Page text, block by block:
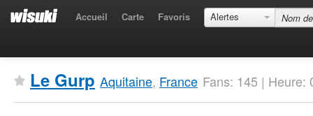
Accueil Carte Favoris Alertes
Le Gurp Aquitaine, France Fans: 145 | Heure: